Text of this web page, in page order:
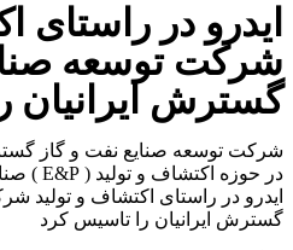
ایدرو در راستای
شرکت توسعه
گسترش ایرانیان
شرکت توسعه صنایع نفت و گاز
در حوزه اکتشاف و تولید ( E&P ) صنایع نفت و گاز به ثبت رسید .
ایدرو در راستای اکتشاف و تولید
گسترش ایرانیان را تاسیس کرد